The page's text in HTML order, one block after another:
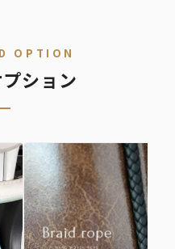
OPTION
ション